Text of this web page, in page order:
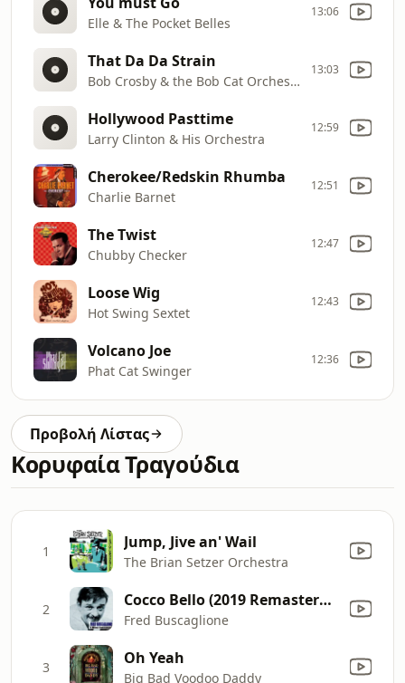
Elle & The Pocket Belles
13:06
That Da Da Strain
Bob Crosby & the Bob Cat Orchestra
13:03
Hollywood Pasttime
Larry Clinton & His Orchestra
12:59
Cherokee/Redskin Rhumba
Charlie Barnet
12:51
The Twist
Chubby Checker
12:47
Loose Wig
Hot Swing Sextet
12:43
Volcano Joe
Phat Cat Swinger
12:36
Προβολή Λίστας
Κορυφαία Τραγούδια
1 Jump, Jive an' Wail
The Brian Setzer Orchestra
2 Cocco Bello (2019 Remastered)
Fred Buscaglione
3 Oh Yeah
Big Bad Voodoo Daddy